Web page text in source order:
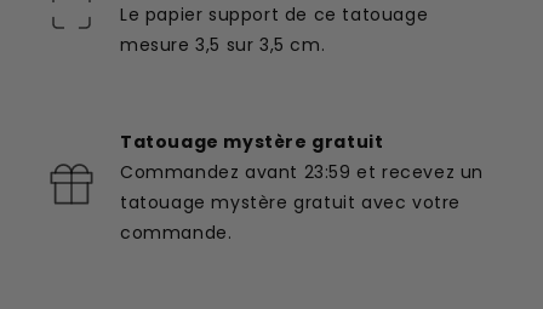
Le papier support de ce tatouage
mesure 3,5 sur 3,5 cm.
Tatouage mystère gratuit
Commandez avant 23:59 et recevez un
tatouage mystère gratuit avec votre
commande.